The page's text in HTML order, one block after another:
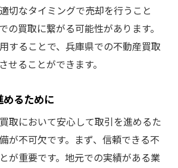
切なタイミングで売却を行うこと
の買取に繋がる可能性があります。
することで、兵庫県での不動産買取
せることができます。
るために
取において安心して取引を進めるた
が不可欠です。まず、信頼できる不
が重要です。地元での実績がある業